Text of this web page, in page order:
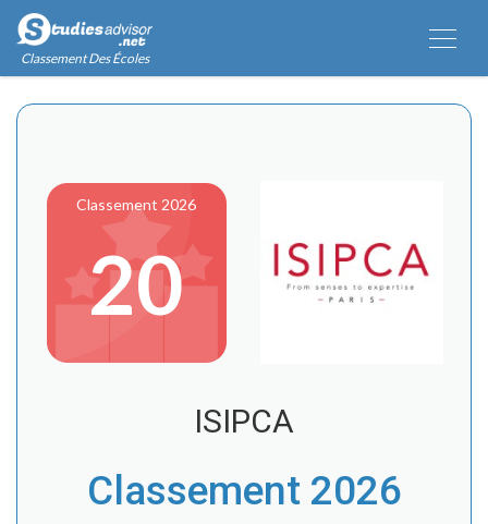
Classement Des Écoles
Classement 2026
20
ISIPCA
Classement 2026